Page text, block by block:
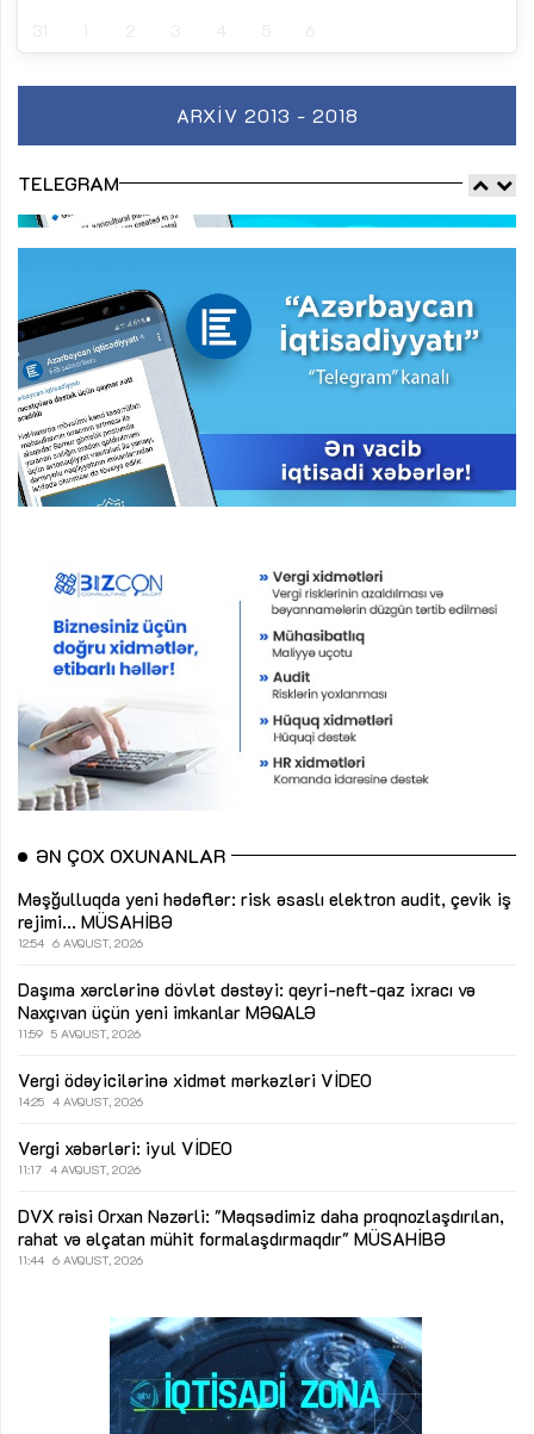
ARXIV 2013 - 2018
TELEGRAM
ƏN ÇOX OXUNANLAR
Məşğulluqda yeni hədəflər: risk əsaslı elektron audit, çevik iş
rejimi... MÜSAHİBƏ
12:54 6 AVQUST, 2026
Daşıma xərclərinə dövlət dəstəyi: qeyri-neft-qaz ixracı və
Naxçıvan üçün yeni imkanlar MƏQALƏ
11:59 5 AVQUST, 2026
Vergi ödəyicilərinə xidmət mərkəzləri VİDEO
14:25 4 AVQUST, 2026
Vergi xəbərləri: iyul VİDEO
11:17 4 AVQUST, 2026
DVX rəisi Orxan Nəzərli: "Məqsədimiz daha proqnozlaşdırılan,
rahat və əlçatan mühit formalaşdırmaqdır" MÜSAHİBƏ
11:44 6 AVQUST, 2026